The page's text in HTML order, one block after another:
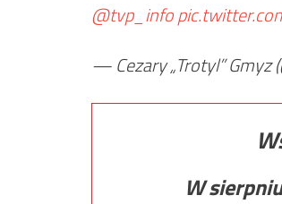
@tvp_info
— Cezary „Trotyl” Gmyz
W